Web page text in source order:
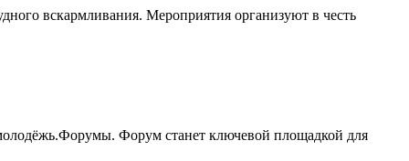
вскармливания. Мероприятия организуют в честь
Форум станет ключевой площадкой для